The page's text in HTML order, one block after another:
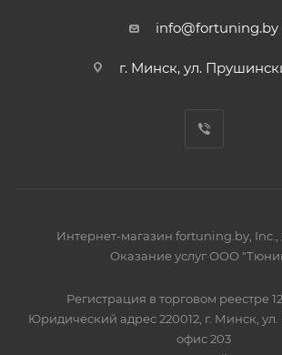
info@fortuning.by
г. Минск, ул.
Интернет-магазин fortuning.by, Inc.,
Оказание услуг ООО
Регистрация в торговом реестре
Юридический адрес 220012, г. Минск,
офис 203